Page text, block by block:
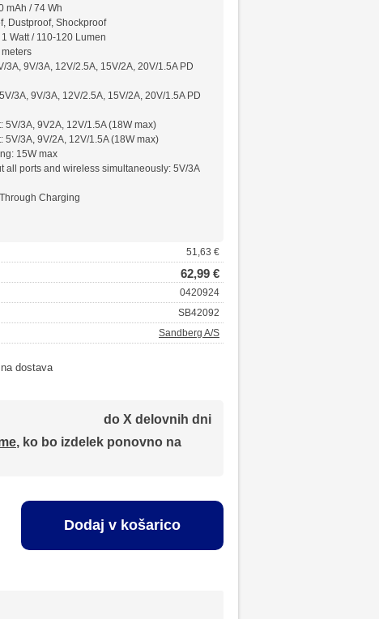
mAh / 74 Wh
Dustproof, Shockproof
Watt / 110-120 Lumen
3A, 9V/3A, 12V/2.5A, 15V/2A, 20V/1.5A PD
3A, 9V/3A, 12V/2.5A, 15V/2A, 20V/1.5A PD
5V/3A, 9V2A, 12V/1.5A (18W max)
5V/3A, 9V/2A, 12V/1.5A (18W max)
15W max
all ports and wireless simultaneously: 5V/3A
Charging
51,63 €
62,99 €
0420924
SB42092
Sandberg A/S
dostava
do X delovnih dni
, ko bo izdelek ponovno na
Dodaj v košarico